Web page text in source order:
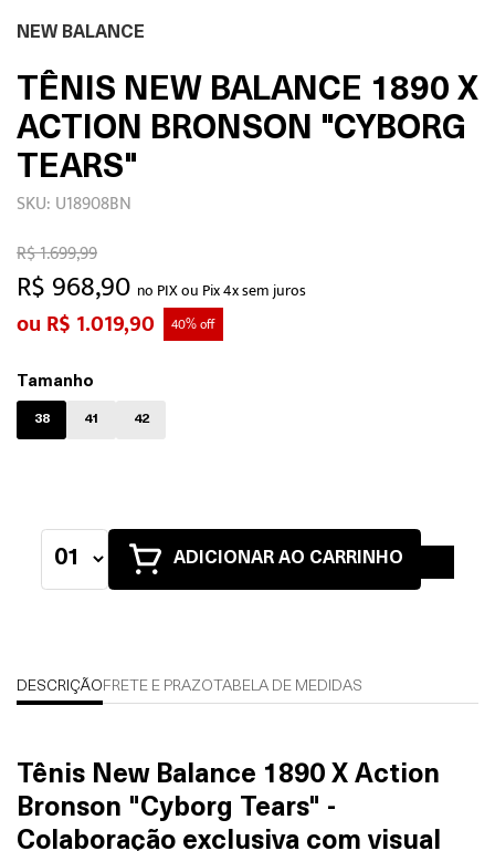
NEW BALANCE
TÊNIS NEW BALANCE 1890 X
ACTION BRONSON "CYBORG
TEARS"
SKU: U18908BN
R$ 968,90 no PIX ou Pix 4x sem juros
R$ 1.699,99
R$ 1.019,90 40% off
Tamanho
38 41 42
ADICIONAR AO CARRINHO
DESCRIÇÃO FRETE E PRAZOTABELA DE MEDIDAS
Tênis New Balance 1890 X Action
Bronson "Cyborg Tears" -
Colaboração exclusiva com visual